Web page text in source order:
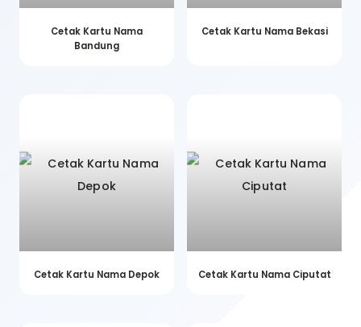
Cetak Kartu Nama
Bandung
Cetak Kartu Nama Bekasi
Cetak Kartu Nama Depok Cetak Kartu Nama Ciputat